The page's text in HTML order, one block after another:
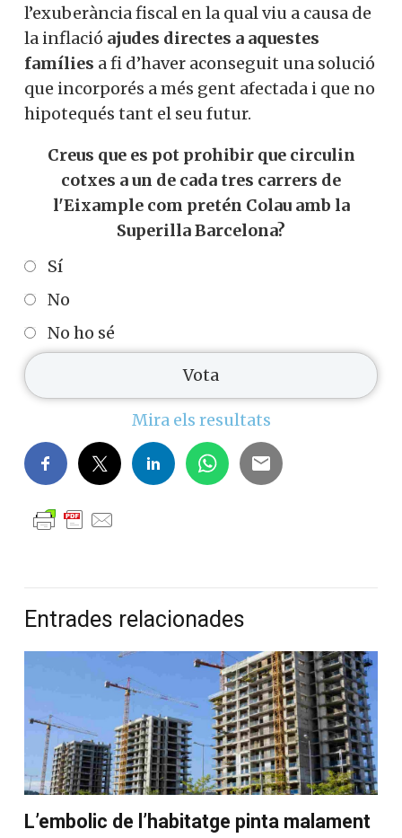
l’exuberància fiscal en la qual viu a causa de
la inflació ajudes directes a aquestes
famílies a fi d’haver aconseguit una solució
que incorporés a més gent afectada i que no
hipotequés tant el seu futur.
Creus que es pot prohibir que circulin
cotxes a un de cada tres carrers de
l'Eixample com pretén Colau amb la
Superilla Barcelona?
Sí
No
No ho sé
Mira els resultats
Entrades relacionades
L’embolic de l’habitatge pinta malament